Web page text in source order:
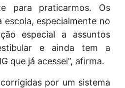
para praticarmos. Os
escola, especialmente no
especial a assuntos
e ainda tem a
que já acessei”, afirma.
por um sistema